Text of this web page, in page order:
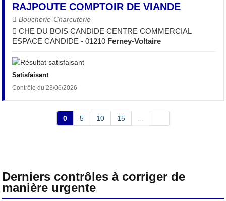
RAJPOUTE COMPTOIR DE VIANDE
Boucherie-Charcuterie
CHE DU BOIS CANDIDE CENTRE COMMERCIAL
ESPACE CANDIDE - 01210 Ferney-Voltaire
Satisfaisant
Contrôle du 23/06/2026
0 5 10 15
Derniers contrôles à corriger de
manière urgente